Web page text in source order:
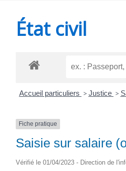
État civil
Accueil particuliers > Justice >
Fiche pratique
Saisie sur salaire
Vérifié le 01/04/2023 - Direction de